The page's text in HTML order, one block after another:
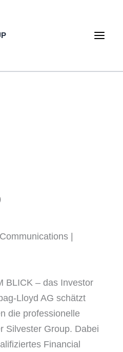
|
BLICK – das Investor
Lloyd AG schätzt
die professionelle
Silvester Group. Dabei
Financial